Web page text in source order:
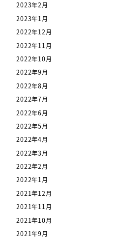
2023年2月
2023年1月
2022年12月
2022年11月
2022年10月
2022年9月
2022年8月
2022年7月
2022年6月
2022年5月
2022年4月
2022年3月
2022年2月
2022年1月
2021年12月
2021年11月
2021年10月
2021年9月